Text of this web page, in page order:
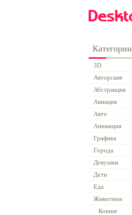
Категории
3D
Авторские
Абстракция
Авиация
Авто
Анимация
Графика
Города
Девушки
Дети
Еда
Животные
Кошки